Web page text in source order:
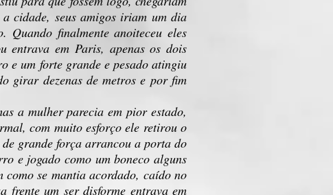
cidade, seus amigos iriam um dia
finalmente anoiteceu eles
entrava em Paris, apenas os dois
e um forte grande e pesado atingiu
girar dezenas de metros e por fim
a mulher parecia em pior estado,
com muito esforço ele retirou o
grande força arrancou a porta do
e jogado como um boneco alguns
se mantia acordado, caído no
frente um ser disforme entrava em